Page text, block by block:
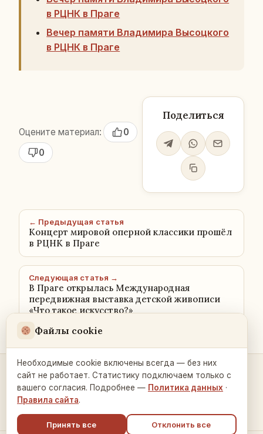
в РЦНК в Праге
Вечер памяти Владимира Высоцкого
в РЦНК в Праге
Оцените материал:
0
0
Поделиться
← Предыдущая статья
Концерт мировой оперной классики прошёл
в РЦНК в Праге
Следующая статья →
В Праге открылась Международная
передвижная выставка детской живописи
«Что такое искусство?»
Контакты и связь →
Файлы cookie
Необходимые cookie включены всегда — без них
сайт не работает. Статистику подключаем только с
вашего согласия. Подробнее — Политика данных ·
Правила сайта.
Принять все Отклонить все